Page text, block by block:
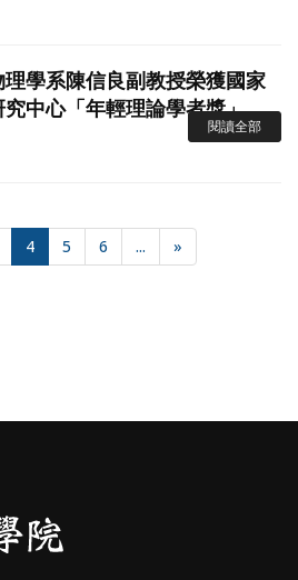
學系陳信良副教授榮獲國家
中心「年輕理論學者獎」
閱讀全部
4 5 6 ... »